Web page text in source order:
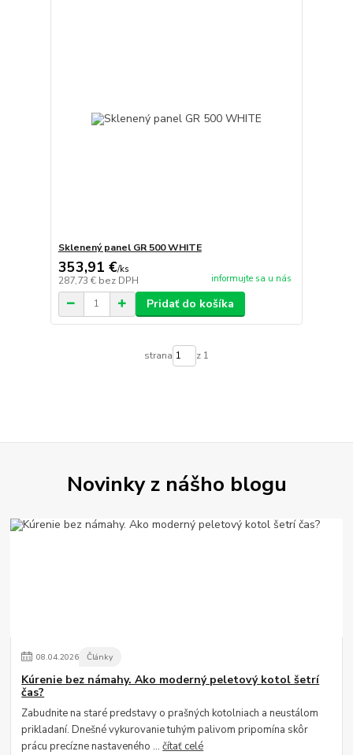
Sklenený panel GR 500 WHITE
353,91 €/ks
287,73 € bez DPH informujte sa u nás
Pridať do košíka
strana z 1
Novinky z nášho blogu
08.04.2026 Články
Kúrenie bez námahy. Ako moderný peletový kotol šetrí
čas?
Zabudnite na staré predstavy o prašných kotolniach a neustálom
prikladaní. Dnešné vykurovanie tuhým palivom pripomína skôr
prácu precízne nastaveného ...čítať celé